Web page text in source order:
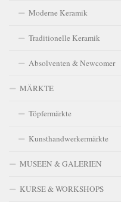
Moderne Keramik
Traditionelle Keramik
Absolventen & Newcomer
MÄRKTE
Töpfermärkte
Kunsthandwerkermärkte
MUSEEN & GALERIEN
KURSE & WORKSHOPS